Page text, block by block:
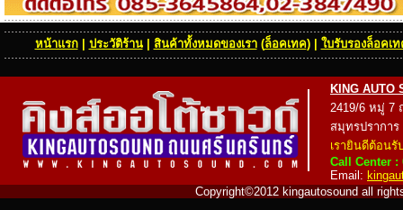
หน้าแรก| ประวัติร้าน| สินค้าทั้งหมดของเรา(ล็อคเทค) | ใบรับรองล็อคเ
KING AUTO
2419/6 หมู่ 7
สมุทรปราการ
เรายินดีต้อน
Call Center :
Email:
Copyright©2012 kingautosound all